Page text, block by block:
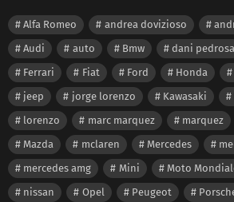
Alfa Romeo andrea dovizioso
Audi
auto Bmw dani pedrosa
Ferrari
Fiat Ford Honda
jeep
jorge lorenzo Kawasaki
lorenzo
marc marquez marquez
Mazda
mclaren Mercedes
mercedes amg
Mini Moto
nissan
Opel Peugeot